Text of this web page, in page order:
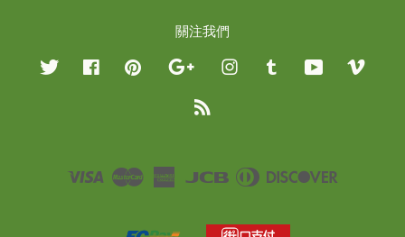
關注我們
Twitter Facebook Pinterest Google InstagramTumblr YouTube
Visa Master
American
JCB
Diners